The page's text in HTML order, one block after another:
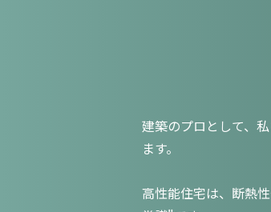
建築のプロとして、
ます。
高性能住宅は、断熱